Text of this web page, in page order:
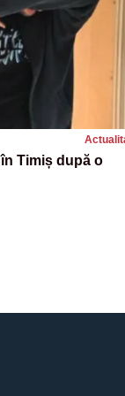
Timiș după o